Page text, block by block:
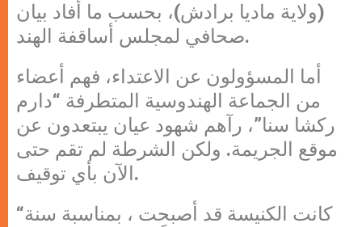
(ولاية ماديا برادش)، بحسب ما أفاد بيان
صحافي لمجلس أساقفة الهند.
أما المسؤولون عن الاعتداء، فهم أعضاء
من الجماعة الهندوسية المتطرفة “دارم
ركشا سنا”، رآهم شهود عيان يبتعدون عن
موقع الجريمة. ولكن الشرطة لم تقم حتى
الآن بأي توقيف.
“كانت الكنيسة قد أصبحت ، بمناسبة سنة